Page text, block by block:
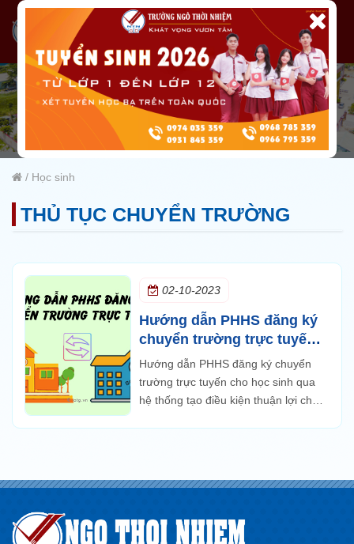
/ Học sinh
THỦ TỤC CHUYỂN TRƯỜNG
02-10-2023
Hướng dẫn PHHS đăng ký
chuyển trường trực tuyến
cho học sinh qua hệ thống
Hướng dẫn PHHS đăng ký chuyển
trường trực tuyến cho học sinh qua
hệ thống tạo điều kiện thuận lợi cho